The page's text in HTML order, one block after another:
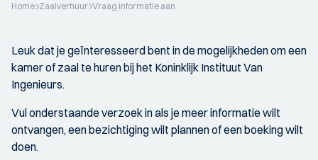
Home Zaalverhuur Vraag informatie aan
Leuk dat je geïnteresseerd bent in de mogelijkheden om een
kamer of zaal te huren bij het Koninklijk Instituut Van
Ingenieurs.
Vul onderstaande verzoek in als je meer informatie wilt
ontvangen, een bezichtiging wilt plannen of een boeking wilt
doen.